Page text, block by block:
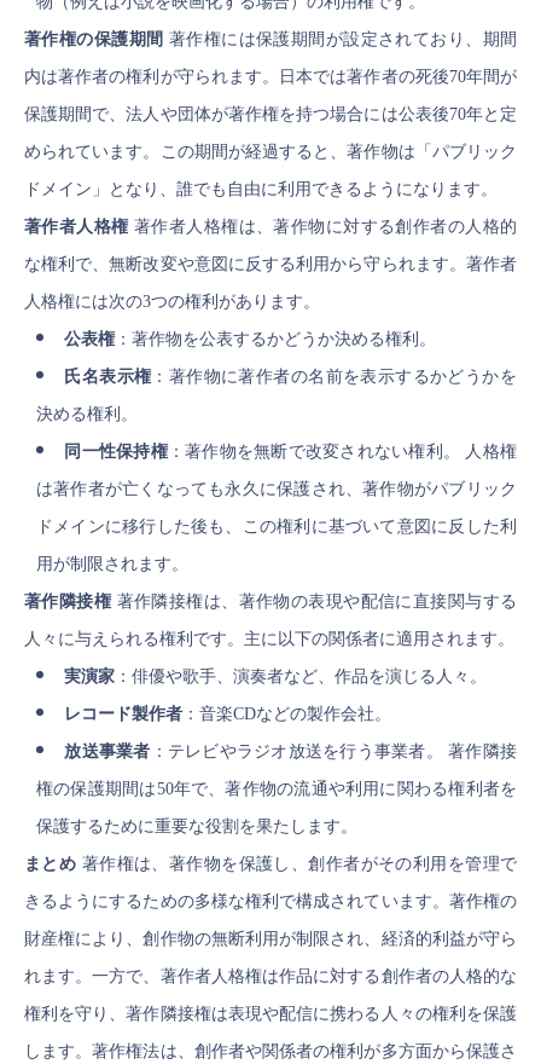
著作権の保護期間 著作権には保護期間が設定されており、期間
内は著作者の権利が守られます。日本では著作者の死後70年間が
保護期間で、法人や団体が著作権を持つ場合には公表後70年と定
められています。この期間が経過すると、著作物は「パブリック
ドメイン」となり、誰でも自由に利用できるようになります。
著作者人格権 著作者人格権は、著作物に対する創作者の人格的
な権利で、無断改変や意図に反する利用から守られます。著作者
人格権には次の3つの権利があります。
公表権：著作物を公表するかどうか決める権利。
氏名表示権 ：著作物に著作者の名前を表示するかどうかを
決める権利。
同一性保持権：著作物を無断で改変されない権利。 人格権
は著作者が亡くなっても永久に保護され、著作物がパブリック
ドメインに移行した後も、この権利に基づいて意図に反した利
用が制限されます。
著作隣接権 著作隣接権は、著作物の表現や配信に直接関与する
人々に与えられる権利です。主に以下の関係者に適用されます。
実演家：俳優や歌手、演奏者など、作品を演じる人々。
レコード製作者：音楽CDなどの製作会社。
放送事業者 ：テレビやラジオ放送を行う事業者。 著作隣接
権の保護期間は50年で、著作物の流通や利用に関わる権利者を
保護するために重要な役割を果たします。
まとめ 著作権は、著作物を保護し、創作者がその利用を管理で
きるようにするための多様な権利で構成されています。著作権の
財産権により、創作物の無断利用が制限され、経済的利益が守ら
れます。一方で、著作者人格権は作品に対する創作者の人格的な
権利を守り、著作隣接権は表現や配信に携わる人々の権利を保護
します。著作権法は、創作者や関係者の権利が多方面から保護さ